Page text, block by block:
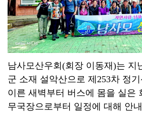
남사모산우회(회장 이동재)는 지
군 소재 설악산으로 제253차 정
이른 새벽부터 버스에 몸을 실은
무국장으로부터 일정에 대해 안